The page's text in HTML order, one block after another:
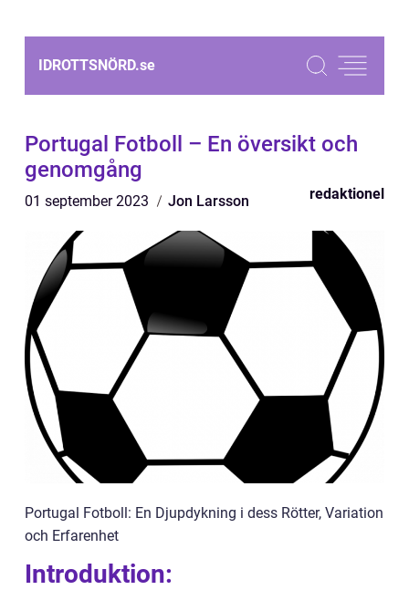
IDROTTSNÖRD.se
Portugal Fotboll – En översikt och
genomgång
01 september 2023 Jon Larsson redaktionel
Portugal Fotboll: En Djupdykning i dess Rötter, Variation
och Erfarenhet
Introduktion: